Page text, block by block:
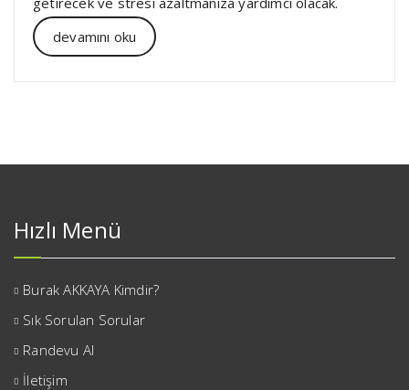
devamını oku
Hızlı Menü
Burak AKKAYA Kimdir?
Sık Sorulan Sorular
Randevu Al
İletişim